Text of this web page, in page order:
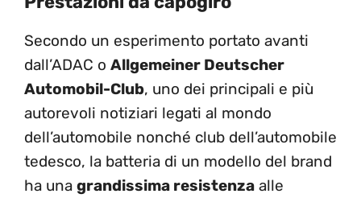
Secondo un esperimento portato avanti
dall’ADAC o Allgemeiner Deutscher
Automobil-Club, uno dei principali e più
autorevoli notiziari legati al mondo
dell’automobile nonché club dell’automobile
tedesco, la batteria di un modello del brand
ha una grandissima resistenza alle